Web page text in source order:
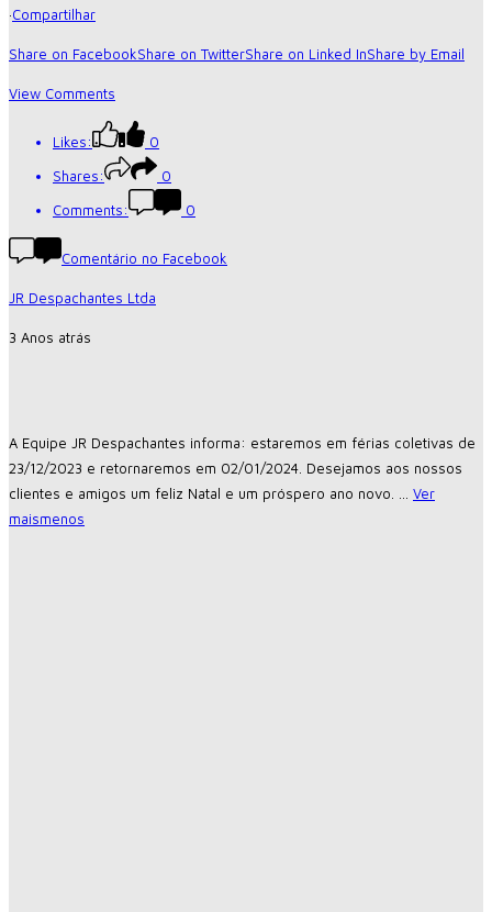
·Compartilhar
Share on FacebookShare on TwitterShare on Linked InShare by Email
View Comments
Likes:
0
Shares:
0
Comments:
0
Comentário no Facebook
JR Despachantes Ltda
3 Anos atrás
A Equipe JR Despachantes informa: estaremos em férias coletivas de
23/12/2023 e retornaremos em 02/01/2024. Desejamos aos nossos
clientes e amigos um feliz Natal e um próspero ano novo. ... Ver
maismenos